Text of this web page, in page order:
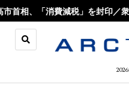
相、「消費減税」を封印／衆院